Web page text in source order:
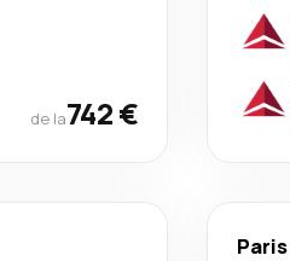
de la742 €
Paris